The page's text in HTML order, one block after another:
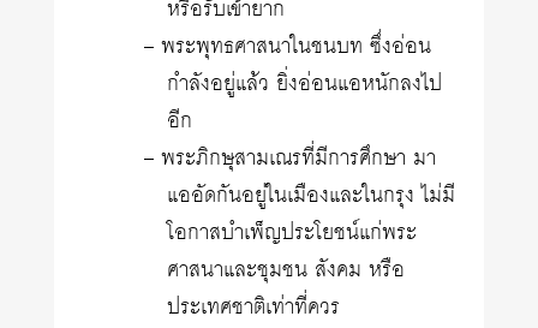
หรือรับเข้ายาก
– พระพุทธศาสนาในชนบท ซึ่งอ่อน
กำลังอยู่แล้ว ยิ่งอ่อนแอหนักลงไป
อีก
– พระภิกษุสามเณรที่มีการศึกษา มา
แออัดกันอยู่ในเมืองและในกรุง ไม่มี
โอกาสบำเพ็ญประโยชน์แก่พระ
ศาสนาและชุมชน สังคม หรือ
ประเทศชาติเท่าที่ควร